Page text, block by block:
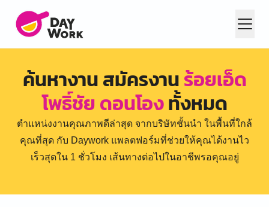
ค้นหางาน สมัครงานร้อยเอ็ด
โพธิ์ชัย ดอนโองทั้งหมด
ตำแหน่งงานคุณภาพดีล่าสุด จากบริษัทชั้นนำ ในพื้นที่ใกล้
คุณที่สุด กับ Daywork แพลตฟอร์มที่ช่วยให้คุณได้งานไว
เร็วสุดใน 1 ชั่วโมง เส้นทางต่อไปในอาชีพรอคุณอยู่